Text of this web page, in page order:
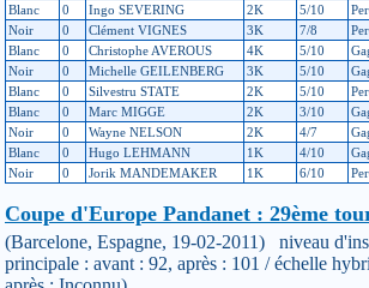
Blanc
0 Ingo SEVERING 2K 5/10
Noir
0 Clément VIGNES 3K 7/8
Blanc
0 Christophe AVEROUS 4K 5/10
Noir
0 Michelle GEILENBERG 3K 5/10
Blanc
0 Silvestru STATE 2K 5/10
Blanc
0 Marc MIGGE 2K 3/10
Noir
0 Wayne NELSON 2K 4/7
Blanc
0 Hugo LEHMANN 1K 4/10
Noir
0 Jorik MANDEMAKER 1K 6/10
Coupe d'Europe Pandanet : 29ème
(Barcelone, Espagne, 19-02-2011) niveau
principale : avant : 92, après : 101 / échelle